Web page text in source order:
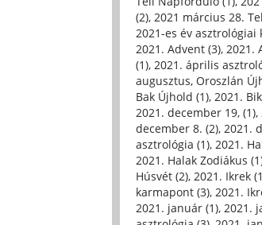
(2), 2021 március 28.
2021-es év asztrológiai
2021. Advent (3), 2021.
(1), 2021. április
augusztus, Oroszlán
Bak Újhold (1), 2021.
2021. december 19, (1),
december 8. (2), 2021.
asztrológia (1), 2021.
2021. Halak Zodiákus
Húsvét (2), 2021. Ikrek
karmapont (3), 2021.
2021. január (1), 2021.